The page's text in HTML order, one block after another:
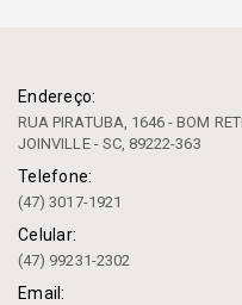
Endereço:
RUA PIRATUBA, 1646 - BOM
JOINVILLE - SC, 89222-363
Telefone:
(47) 3017-1921
Celular:
(47) 99231-2302
Email: